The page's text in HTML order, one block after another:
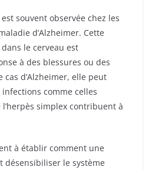
souvent observée chez les
d’Alzheimer. Cette
le cerveau est
à des blessures ou des
d’Alzheimer, elle peut
comme celles
simplex contribuent à
à établir comment une
le système